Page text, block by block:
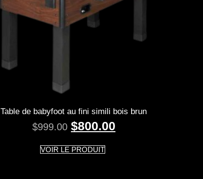
Table de babyfoot au fini simili bois brun
$999.00 $800.00
VOIR LE PRODUIT